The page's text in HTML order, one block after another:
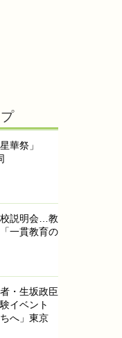
華祭」
説明会…教
一貫教育の
・生坂政臣
イベント
へ」東京